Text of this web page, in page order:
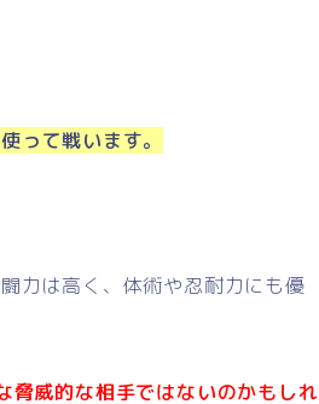
って戦います。
力は高く、体術や忍耐力にも優
脅威的な相手ではないのかもしれ